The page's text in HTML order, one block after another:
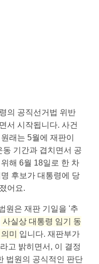
의 공직선거법 위반
서 시작됩니다. 사건
래는 5월에 재판이
기간과 겹치면서 공
해 6월 18일로 한 차
후보가 대통령에 당
어요.
원은 재판 기일을 '추
사실상 대통령 임기 동
미
입니다. 재판부가
고 밝히면서, 이 결정
법원의 공식적인 판단